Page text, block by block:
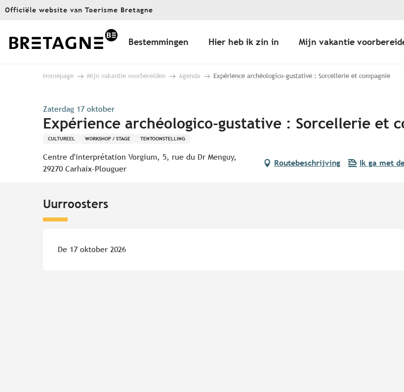
Aller
principal
Officiële website van Toerisme Bretagne
Bestemmingen Hier heb ik zin in Mijn vakantie
Homepage Mijn vakantie voorbereiden Agenda Expérience archéologico-gustative : Sorcellerie et compagnie
Zaterdag 17 oktober
Expérience archéologico-gustative : Sorcellerie et
CULTUREEL WORKSHOP / STAGE TENTOONSTELLING
Centre d'interprétation Vorgium, 5, rue du Dr Menguy,
29270 Carhaix-Plouguer
Routebeschrijving Ik ga met
Uurroosters
De 17 oktober 2026